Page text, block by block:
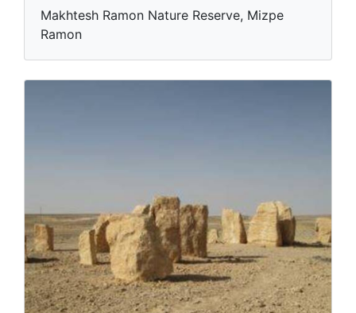
Makhtesh Ramon Nature Reserve, Mizpe
Ramon